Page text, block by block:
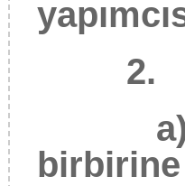
2.
a)
birbirine